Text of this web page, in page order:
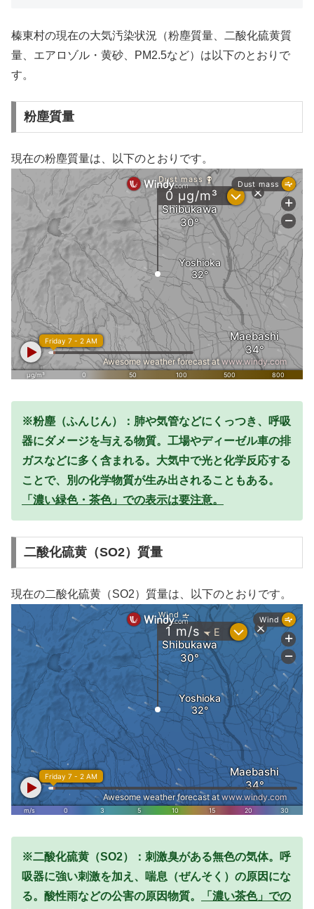
榛東村の現在の大気汚染状況（粉塵質量、二酸化硫黄質
量、エアロゾル・黄砂、PM2.5など）は以下のとおりで
す。
粉塵質量
現在の粉塵質量は、以下のとおりです。
※粉塵（ふんじん）：肺や気管などにくっつき、呼吸
器にダメージを与える物質。工場やディーゼル車の排
ガスなどに多く含まれる。大気中で光と化学反応する
ことで、別の化学物質が生み出されることもある。
「濃い緑色・茶色」での表示は要注意。
二酸化硫黄（SO2）質量
現在の二酸化硫黄（SO2）質量は、以下のとおりです。
※二酸化硫黄（SO2）：刺激臭がある無色の気体。呼
吸器に強い刺激を加え、喘息（ぜんそく）の原因にな
る。酸性雨などの公害の原因物質。
「濃い茶色」での